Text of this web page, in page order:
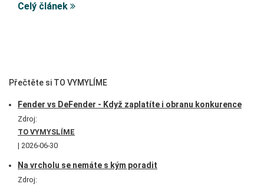
Celý článek
Přečtěte si TO VYMYLÍME
Fender vs DeFender - Když zaplatíte i obranu konkurence
Zdroj:
TO VYMYSLÍME
2026-06-30
Na vrcholu se nemáte s kým poradit
Zdroj: